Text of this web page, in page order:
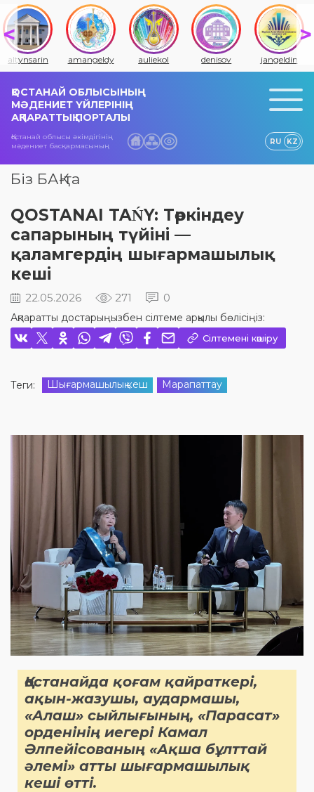
altynsarin amangeldy auliekol denisov jangeldin
ҚОСТАНАЙ ОБЛЫСЫНЫҢ
МӘДЕНИЕТ ҮЙЛЕРІНІҢ
АҚПАРАТТЫҚ ПОРТАЛЫ
Қостанай облысы әкімдігінің
мәдениет басқармасының
RU KZ
Біз БАҚ-та
QOSTANAI TAŃY: Төркіндеу
сапарының түйіні —
қаламгердің шығармашылық
кеші
22.05.2026 271 0
Ақпаратты достарыңызбен сілтеме арқылы бөлісіңіз:
Сілтемені көшіру
Теги: Шығармашылық кеш Марапаттау
Қостанайда қоғам қайраткері,
ақын-жазушы, аудармашы,
«Алаш» сыйлығының, «Парасат»
орденінің иегері Камал
Әлпейісованың «Ақша бұлттай
әлемі» атты шығармашылық
кеші өтті.